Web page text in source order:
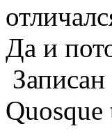
Да и
Записан